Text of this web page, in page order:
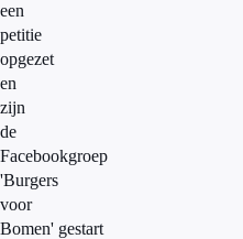
een
petitie
opgezet
en
zijn
de
Facebookgroep
'Burgers
voor
Bomen' gestart